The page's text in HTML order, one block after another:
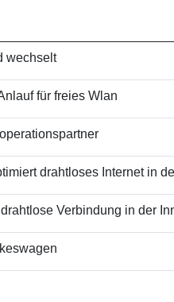
wechselt
für freies Wlan
drahtloses Internet in
Verbindung in der